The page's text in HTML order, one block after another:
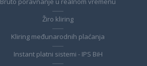
Žiro kliring
Kliring međunarodnih plaćanja
Instant platni sistemi - IPS BiH